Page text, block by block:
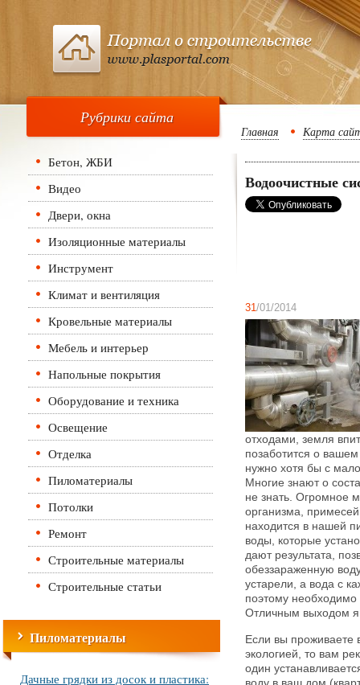
Рубрики сайта
Бетон, ЖБИ
Видео
Двери, окна
Изоляционные материалы
Инструмент
Климат и вентиляция
Кровельные материалы
Мебель и интерьер
Напольные покрытия
Оборудование и техника
Освещение
Отделка
Пиломатериалы
Потолки
Ремонт
Строительные материалы
Строительные статьи
Пиломатериалы
Дачные грядки из досок и пластика:
Главная Карта
Водоочистные
31/01/2014
отходами, земля
позаботится о
нужно хотя бы с
Многие знают о
не знать. Огромное
организма,
находится в нашей
воды, которые
дают результата,
обеззараженную
устарели, а вода с
поэтому
Отличным выходом
Если вы проживаете
экологией, то вам
один